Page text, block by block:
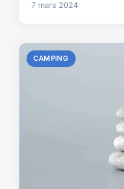
7 mars 2024
CAMPING